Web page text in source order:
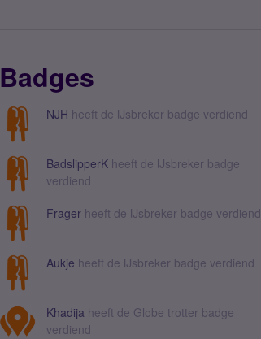
Badges
NJH heeft de IJsbreker badge verdiend
BadslipperK heeft de IJsbreker badge
verdiend
Frager heeft de IJsbreker badge verdiend
Aukje heeft de IJsbreker badge verdiend
Khadija heeft de Globe trotter badge
verdiend